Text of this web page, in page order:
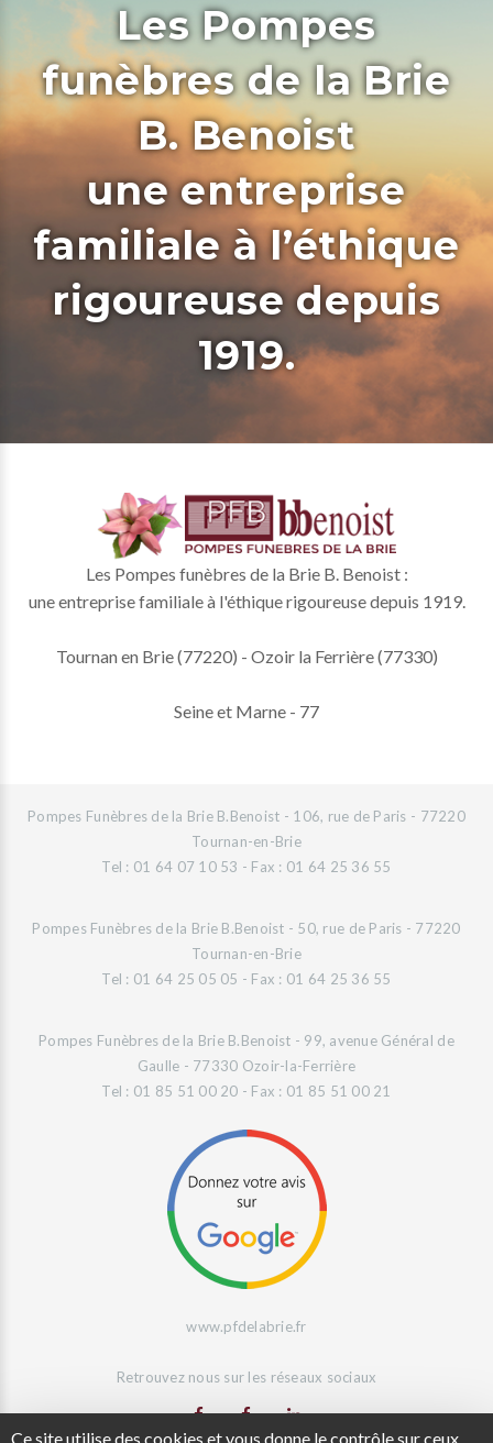
Ce site utilise des cookies et vous donne le contrôle sur ceux
Les Pompes
funèbres de la Brie
B. Benoist
une entreprise
familiale à l’éthique
rigoureuse depuis
1919.
Les Pompes funèbres de la Brie B. Benoist :
une entreprise familiale à l'éthique rigoureuse depuis 1919.
Tournan en Brie (77220) - Ozoir la Ferrière (77330)
Seine et Marne - 77
Pompes Funèbres de la Brie B.Benoist - 106, rue de Paris - 77220
Tournan-en-Brie
Tel : 01 64 07 10 53 - Fax : 01 64 25 36 55
Pompes Funèbres de la Brie B.Benoist - 50, rue de Paris - 77220
Tournan-en-Brie
Tel : 01 64 25 05 05 - Fax : 01 64 25 36 55
Pompes Funèbres de la Brie B.Benoist - 99, avenue Général de
Gaulle - 77330 Ozoir-la-Ferrière
Tel : 01 85 51 00 20 - Fax : 01 85 51 00 21
www.pfdelabrie.fr
Retrouvez nous sur les réseaux sociaux